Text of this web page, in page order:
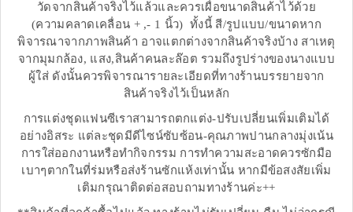
วัดจากสินค้าจริงไว้แล้วและควรเผื่อขนาดสินค้าไว้ด้วย
(ความคลาดเคลื่อน + ,- 1 นิ้ว) ทั้งนี้ สี/รูปแบบ/ขนาดหาก
พิจารณาจากภาพสินค้า อาจแตกต่างจากสินค้าจริงบ้าง สาเหตุ
จากมุมกล้อง, แสง,สินค้าคนละล๊อต รวมถึงรูปร่างของนางแบบ
ผู้ใส่ ดังนั้นควรพิจารณารายละเอียดที่ทางร้านบรรยายจาก
สินค้าจริงไว้เป็นหลัก
การแต่งชุดแฟนซีเราสามารถตกแต่ง-ปรับเปลี่ยนเพิ่มเติมได้
อย่างอิสระ แต่ละชุดมีดีไซน์ซับซ้อน-คุณภาพปานกลางมุ่งเน้น
การใส่ออกงานหรือทำกิจกรรม การทำความสะอาดควรซักมือ
เบาๆตากในที่ร่มหรือส่งร้านซักแห้งเท่านั้น หากมีข้อสงสัยเพิ่ม
เติมกรุณาติดต่อสอบถามทางร้านค่ะ++